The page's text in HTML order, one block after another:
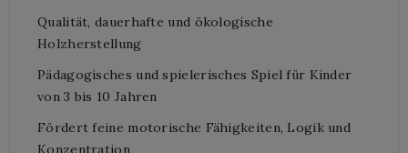
Qualität, dauerhafte und ökologische
Holzherstellung
Pädagogisches und spielerisches Spiel für Kinder
von 3 bis 10 Jahren
Fördert feine motorische Fähigkeiten, Logik und
Konzentration